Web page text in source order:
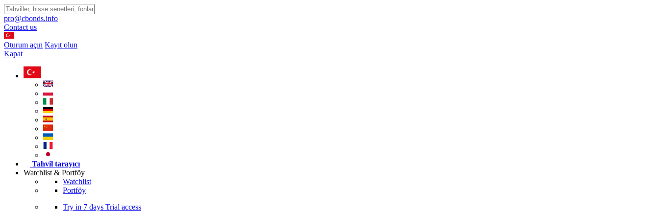
pro@cbonds.info
Contact us
Oturum açın Kayıt olun
Kapat
Tahvil tarayıcı
Watchlist & Portföy
Watchlist
Portföy
Try in 7 days Trial access